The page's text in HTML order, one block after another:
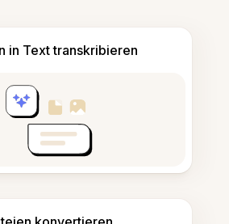
in Text transkribieren